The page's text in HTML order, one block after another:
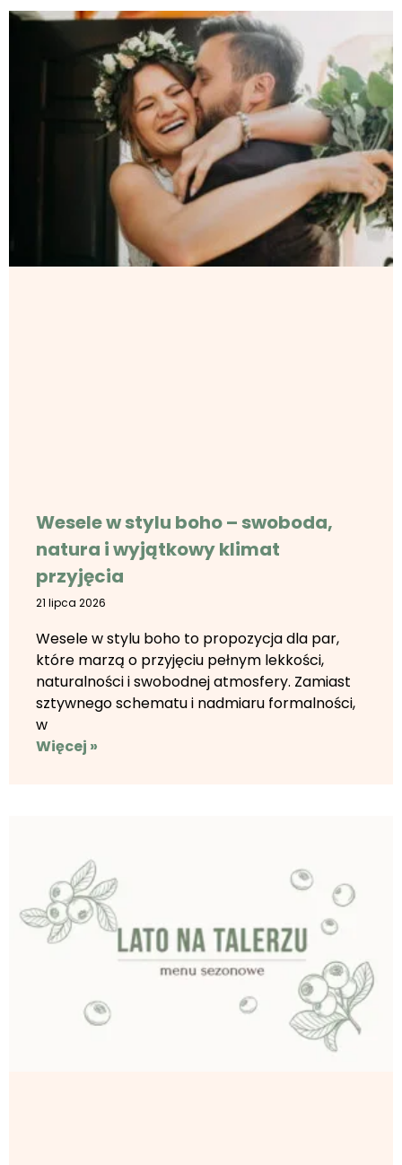
Wesele w stylu boho – swoboda,
natura i wyjątkowy klimat
przyjęcia
21 lipca 2026
Wesele w stylu boho to propozycja dla par,
które marzą o przyjęciu pełnym lekkości,
naturalności i swobodnej atmosfery. Zamiast
sztywnego schematu i nadmiaru formalności,
w
Więcej »